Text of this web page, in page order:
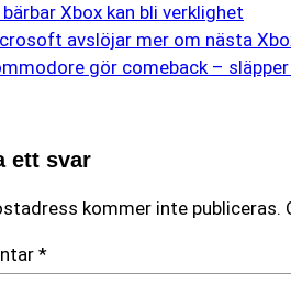
bärbar Xbox kan bli verklighet
avslöjar mer om nästa
gör comeback –
ett svar
kommer inte publiceras.
*